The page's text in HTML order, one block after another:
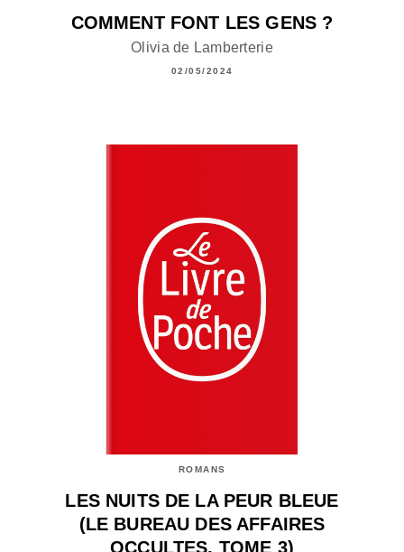
COMMENT FONT LES GENS ?
Olivia de Lamberterie
02/05/2024
ROMANS
LES NUITS DE LA PEUR BLEUE
(LE BUREAU DES AFFAIRES
OCCULTES, TOME 3)